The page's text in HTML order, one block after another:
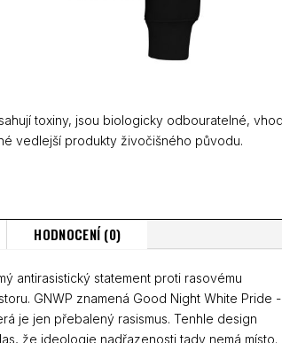
toxiny, jsou biologicky odbouratelné,
vedlejší produkty živočišného původu.
HODNOCENÍ (0)
antirasistický statement proti rasovému
GNWP znamená Good Night White Pride -
je jen přebalený rasismus. Tenhle design
že ideologie nadřazenosti tady nemá místo.